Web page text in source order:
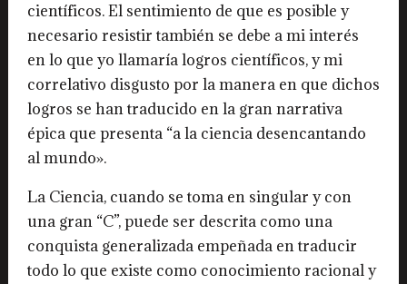
científicos. El sentimiento de que es posible y
necesario resistir también se debe a mi interés
en lo que yo llamaría logros científicos, y mi
correlativo disgusto por la manera en que dichos
logros se han traducido en la gran narrativa
épica que presenta “a la ciencia desencantando
al mundo».
La Ciencia, cuando se toma en singular y con
una gran “C”, puede ser descrita como una
conquista generalizada empeñada en traducir
todo lo que existe como conocimiento racional y